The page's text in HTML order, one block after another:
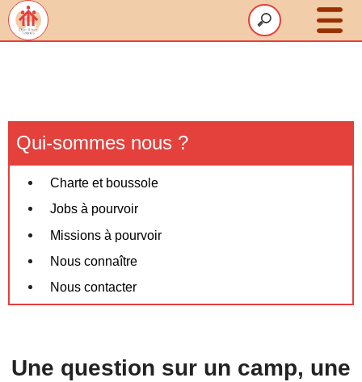
Accompagnement
Volontariat
Un été HappyGreen
Contact
Qui-sommes nous ?
Charte et boussole
Jobs à pourvoir
Missions à pourvoir
Nous connaître
Nous contacter
Une question sur un camp, une